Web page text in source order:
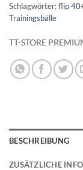
Schlagwörter:flip
Trainingsbälle
TT-STORE
BESCHREIBUNG
ZUSÄTZLICHE